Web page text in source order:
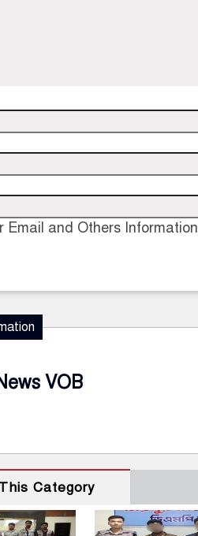
Email and Others Information
VOB
Category